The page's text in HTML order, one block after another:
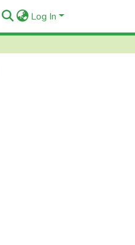
Log In